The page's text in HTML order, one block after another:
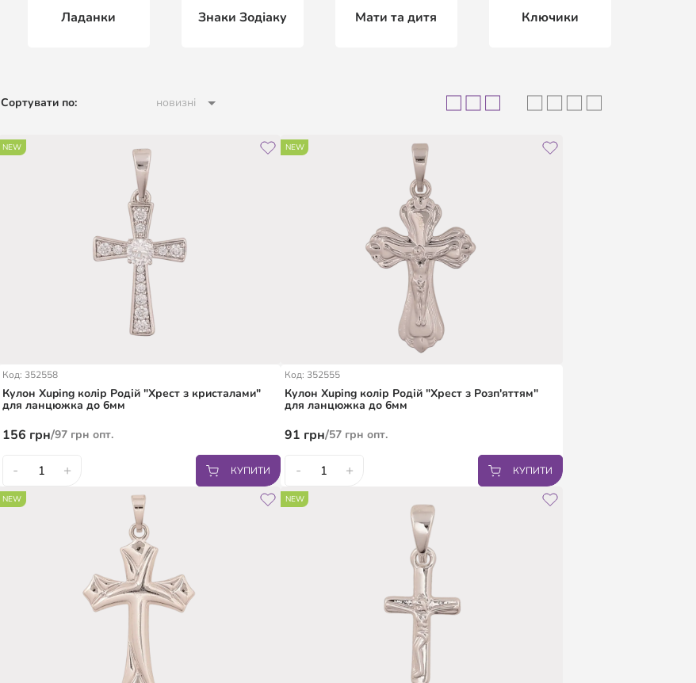
Ладанки Знаки Зодіаку Мати та дитя Ключики
Сортувати по: новизні
NEW
Код: 352558
Кулон Xuping колір Родій "Хрест з кристалами"
для ланцюжка до 6мм
156 грн/97грн опт.
- + КУПИТИ
NEW
Код: 352555
Кулон Xuping колір Родій "Хрест з Розп'яттям"
для ланцюжка до 6мм
91 грн/57 грн опт.
- + КУПИТИ
NEW NEW